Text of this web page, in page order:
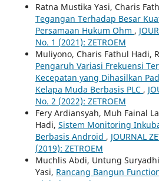
Ratna Mustika Yasi, Charis
Tegangan Terhadap Besar
Persamaan Hukum Ohm ,
No. 1 (2021): ZETROEM
Muliyono, Charis Fathul Hadi,
Pengaruh Variasi Frekuensi
Kecepatan yang Dihasilkan
Kelapa Muda Berbasis PLC ,
No. 2 (2022): ZETROEM
Fery Ardiansyah, Muh Fainal
Hadi, Sistem Monitoring
Berbasis Android , JOURNAL
(2019): ZETROEM
Muchlis Abdi, Untung
Yasi, Rancang Bangun